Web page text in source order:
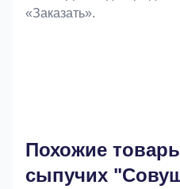
«Заказать».
Похожие
сыпучих